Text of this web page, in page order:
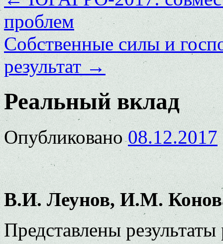
проблем
Собственные силы и
результат→
Реальный вклад
Опубликовано 08.12.2017
В.И. Леунов, И.М.
Представлены